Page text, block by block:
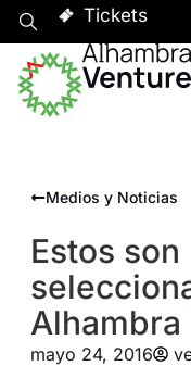
Tickets
Medios y Noticias
Estos
Alhambra
mayo 24, 2016